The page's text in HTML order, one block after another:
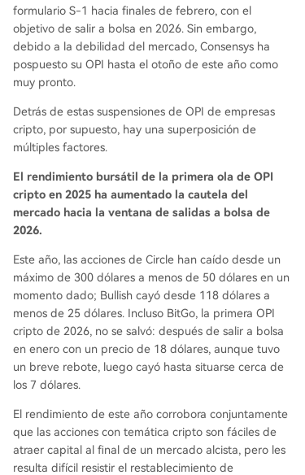
formulario S-1 hacia finales de febrero, con el
objetivo de salir a bolsa en 2026. Sin embargo,
debido a la debilidad del mercado, Consensys ha
pospuesto su OPI hasta el otoño de este año como
muy pronto.
Detrás de estas suspensiones de OPI de empresas
cripto, por supuesto, hay una superposición de
múltiples factores.
El rendimiento bursátil de la primera ola de OPI
cripto en 2025 ha aumentado la cautela del
mercado hacia la ventana de salidas a bolsa de
2026.
Este año, las acciones de Circle han caído desde un
máximo de 300 dólares a menos de 50 dólares en un
momento dado; Bullish cayó desde 118 dólares a
menos de 25 dólares. Incluso BitGo, la primera OPI
cripto de 2026, no se salvó: después de salir a bolsa
en enero con un precio de 18 dólares, aunque tuvo
un breve rebote, luego cayó hasta situarse cerca de
los 7 dólares.
El rendimiento de este año corrobora conjuntamente
que las acciones con temática cripto son fáciles de
atraer capital al final de un mercado alcista, pero les
resulta difícil resistir el restablecimiento de